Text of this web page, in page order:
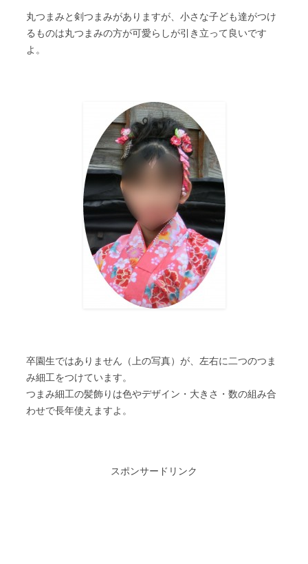
丸つまみと剣つまみがありますが、小さな子ども達がつけ
るものは丸つまみの方が可愛らしが引き立って良いです
よ。
卒園生ではありません（上の写真）が、左右に二つのつま
み細工をつけています。
つまみ細工の髪飾りは色やデザイン・大きさ・数の組み合
わせで長年使えますよ。
スポンサードリンク